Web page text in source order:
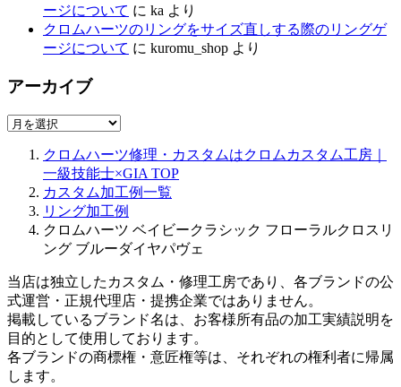
ージについて に ka より
クロムハーツのリングをサイズ直しする際のリングゲ
ージについて に kuromu_shop より
アーカイブ
ア
クロムハーツ修理・カスタムはクロムカスタム工房｜
一級技能士×GIA TOP
カスタム加工例一覧
リング加工例
クロムハーツ ベイビークラシック フローラルクロスリ
ング ブルーダイヤパヴェ
当店は独立したカスタム・修理工房であり、各ブランドの公
式運営・正規代理店・提携企業ではありません。
掲載しているブランド名は、お客様所有品の加工実績説明を
目的として使用しております。
各ブランドの商標権・意匠権等は、それぞれの権利者に帰属
します。